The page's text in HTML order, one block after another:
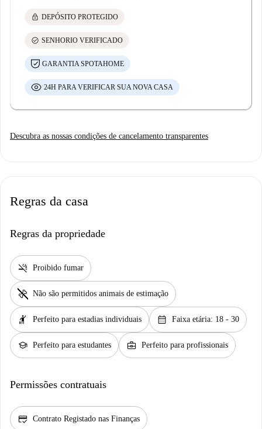
lock DEPÓSITO PROTEGIDO
check_circle SENHORIO VERIFICADO
GARANTIA SPOTAHOME
24H PARA VERIFICAR SUA NOVA CASA
Descubra as nossas condições de cancelamento transparentes
Regras da casa
Regras da propriedade
smoke_free Proibido fumar
pet_supplies Não são permitidos animais de estimação
hail Perfeito para estadias individuais calendar_month Faixa etária: 18 - 30
school Perfeito para estudantes business_center Perfeito para profissionais
Permissões contratuais
credit_score Contrato Registado nas Finanças